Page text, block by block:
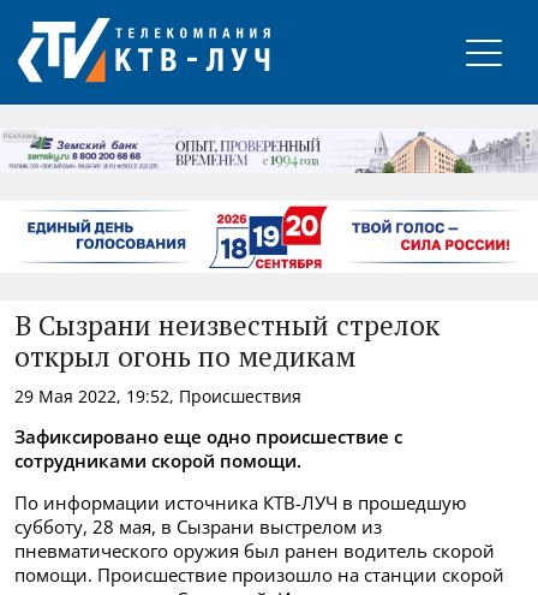
РЕКЛАМА
В Сызрани неизвестный стрелок
открыл огонь по медикам
29 Мая 2022, 19:52, Происшествия
Зафиксировано еще одно происшествие с
сотрудниками скорой помощи.
По информации источника КТВ-ЛУЧ в прошедшую
субботу, 28 мая, в Сызрани выстрелом из
пневматического оружия был ранен водитель скорой
помощи. Происшествие произошло на станции скорой